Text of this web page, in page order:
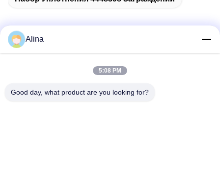
No.7, майна 3, к северу от деревни LianXi, городок
Alina
5:08 PM
Good day, what product are you looking for?